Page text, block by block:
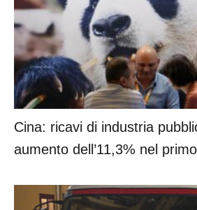
Cina: ricavi di industria
aumento dell’11,3% nel